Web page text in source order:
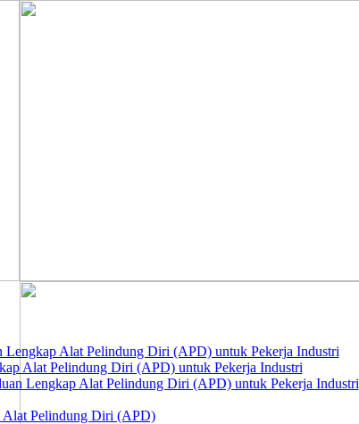
Lengkap Alat Pelindung Diri (APD) untuk Pekerja Industri
Alat Pelindung Diri (APD) untuk Pekerja Industri
Lengkap Alat Pelindung Diri (APD) untuk Pekerja Industri
Alat Pelindung Diri (APD)